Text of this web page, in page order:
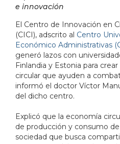
e innovación
El Centro de Innovación en
(CICI), adscrito al Centro
Económico Administrativas
generó lazos con
Finlandia y Estonia para
circular que ayuden a
informó el doctor Víctor
del dicho centro.
Explicó que la economía
de producción y consumo
sociedad que busca